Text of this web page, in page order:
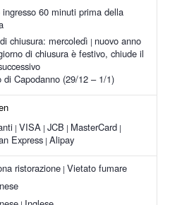
60 minuti prima della
chiusura: mercoledì nuovo anno
di chiusura è festivo, chiude il
di Capodanno (29/12 – 1/1)
VISA JCB MasterCard
Express Alipay
ristorazione Vietato fumare